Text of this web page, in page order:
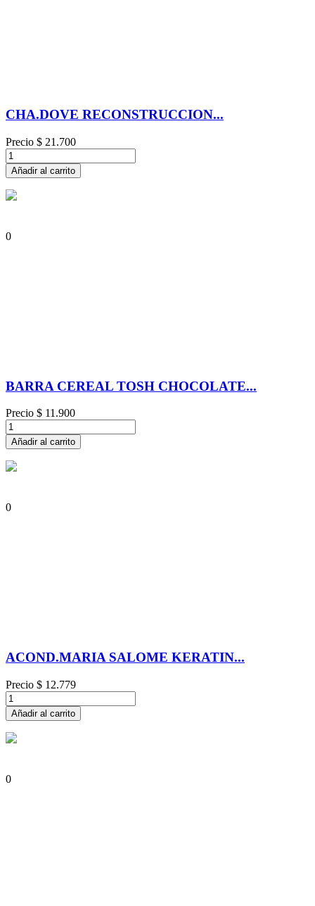
CHA.DOVE RECONSTRUCCION...
Precio $ 21.700
Añadir al carrito
0
BARRA CEREAL TOSH CHOCOLATE...
Precio $ 11.900
Añadir al carrito
0
ACOND.MARIA SALOME KERATIN...
Precio $ 12.779
Añadir al carrito
0